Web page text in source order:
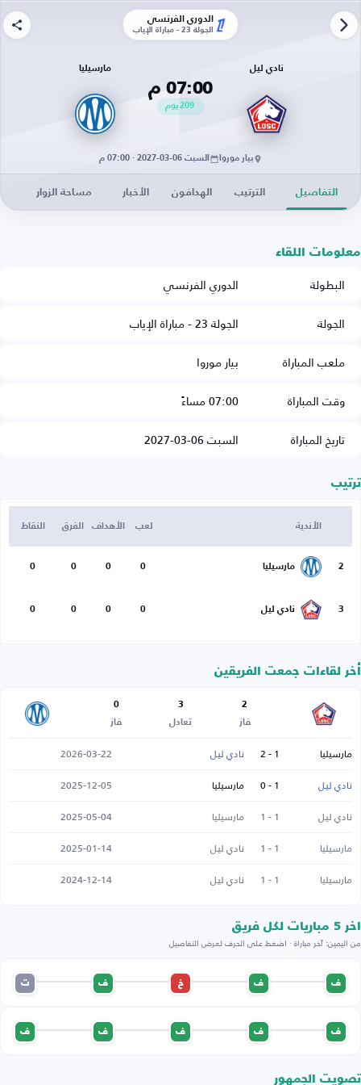
الدوري الفرنسي
الجولة 23 - مباراة الإياب
نادي ليل
07:00 م
209يوم
مارسيليا
بيار موروا السبت 06-03-2027 · 07:00 م
التفاصيل الترتيب الهدافون الأخبار مساحة الزوار
معلومات اللقاء
البطولة
الدوري الفرنسي
الجولة
الجولة 23 - مباراة الإياب
ملعب المباراة
بيار موروا
وقت المباراة
07:00 مساءً
تاريخ المباراة
السبت 06-03-2027
ترتيب
الأندية لعب الأهداف الفرق النقاط
2 مارسيليا 0
0
0
0
3 نادي ليل 0
0
0
0
أخر لقاءات جمعت الفريقين
2
فاز
3
تعادل
0
فاز
مارسيليا 1 - 2 نادي ليل
2026-03-22
نادي ليل
1 - 0 مارسيليا
2025-12-05
نادي ليل
1 - 1 مارسيليا
2025-05-04
مارسيليا
1 - 1 نادي ليل
2025-01-14
مارسيليا
1 - 1 نادي ليل 2024-12-14
اخر 5 مباريات لكل فريق
من اليمين: آخر مباراة · اضغط على الحرف لعرض التفاصيل
ف ف خ ف ت
ف ف ف ف ف
تصويت الجمهور